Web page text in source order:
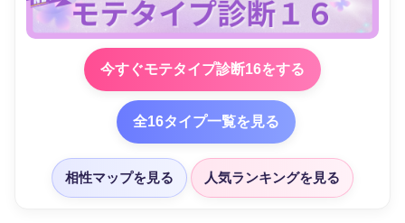
今すぐモテタイプ診断16をする
全16タイプ一覧を見る
相性マップを見る 人気ランキングを見る